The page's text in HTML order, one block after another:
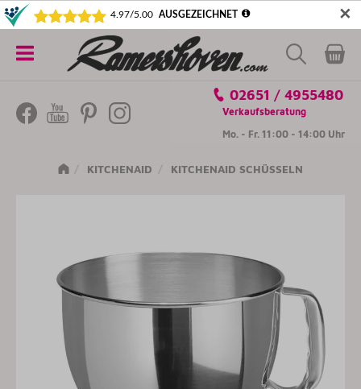
✕
5€ SICHERN! NEWSLETTER ABONNIEREN
Kategorien
02651 / 4955480
Verkaufsberatung
Mo. - Fr. 11:00 - 14:00 Uhr
KITCHENAID KITCHENAID SCHÜSSELN